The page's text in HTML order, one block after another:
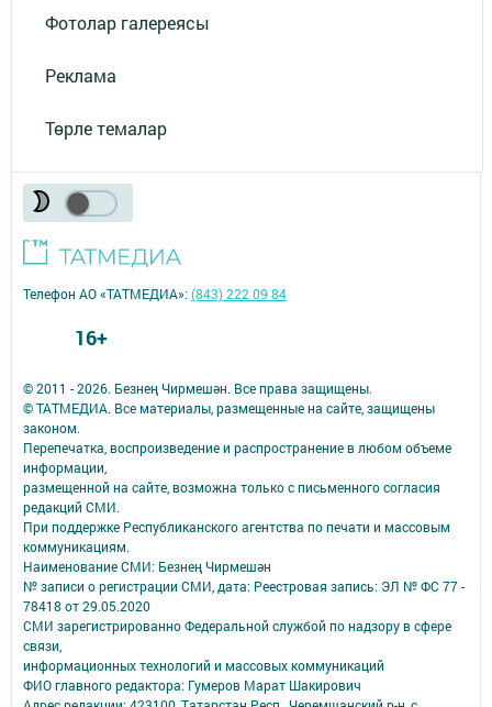
Фотолар галереясы
Реклама
Төрле темалар
© 2011 - 2026. Безнең Чирмешән. Все права защищены.
© ТАТМЕДИА. Все материалы, размещенные на сайте, защищены
законом.
Перепечатка, воспроизведение и распространение в любом объеме
информации,
размещенной на сайте, возможна только с письменного согласия
редакций СМИ.
При поддержке Республиканского агентства по печати и массовым
коммуникациям.
Наименование СМИ: Безнең Чирмешән
№ записи о регистрации СМИ, дата: Реестровая запись: ЭЛ № ФС 77 -
78418 от 29.05.2020
СМИ зарегистрированно Федеральной службой по надзору в сфере
связи,
информационных технологий и массовых коммуникаций
ФИО главного редактора: Гумеров Марат Шакирович
Телефон АО «ТАТМЕДИА»:(843) 222 09 84
16+